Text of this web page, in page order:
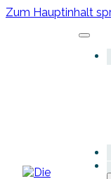
Zum Hauptinhalt